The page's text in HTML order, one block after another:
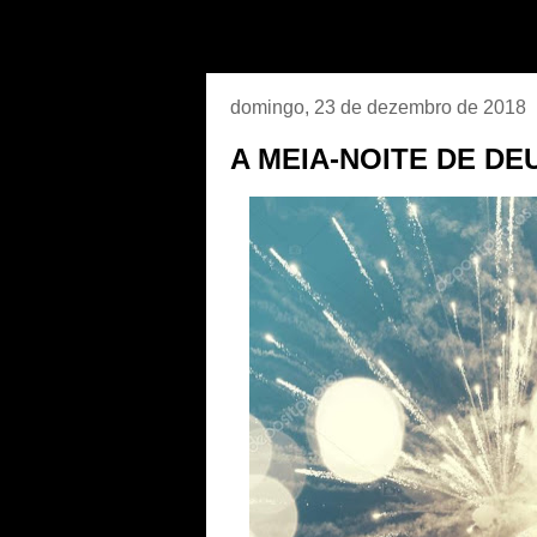
domingo, 23 de dezembro de 2018
A MEIA-NOITE DE